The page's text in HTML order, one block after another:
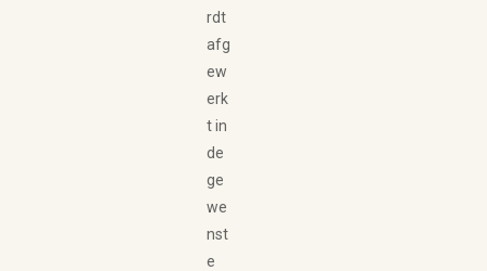
rdt
afg
ew
erk
t in
de
ge
we
nst
e